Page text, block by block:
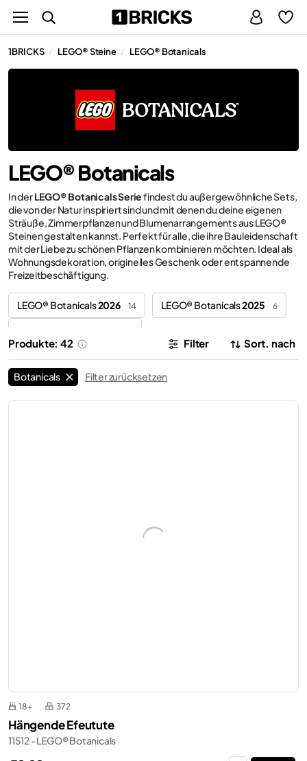
1BRICKS / LEGO® Steine / LEGO® Botanicals
LEGO® Botanicals
In derLEGO® Botanicals Seriefindest du außergewöhnliche Sets,
die von der Natur inspiriert sind und mit denen du deine eigenen
Sträuße, Zimmerpflanzen und Blumenarrangements aus LEGO®
Steinen gestalten kannst. Perfekt für alle, die ihre Bauleidenschaft
mit der Liebe zu schönen Pflanzen kombinieren möchten. Ideal als
Wohnungsdekoration, originelles Geschenk oder entspannende
Freizeitbeschäftigung.
LEGO® Botanicals2026 14 LEGO® Botanicals2025 6
2 58
Produkte: 42 Filter Sort. nach
Botanicals Filter zurücksetzen
18+ 372
Hängende Efeutute
11512 - LEGO® Botanicals